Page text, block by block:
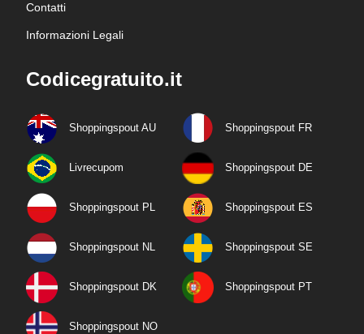
Contatti
Informazioni Legali
Codicegratuito.it
Shoppingspout AU Shoppingspout FR
Livrecupom Shoppingspout DE
Shoppingspout PL Shoppingspout ES
Shoppingspout NL Shoppingspout SE
Shoppingspout DK Shoppingspout PT
Shoppingspout NO